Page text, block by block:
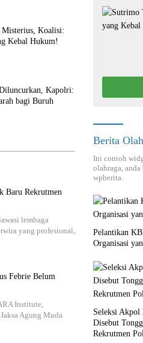
Misterius, Koalisi:
Kebal Hukum!
Kapolri:
bagi Buruh
Baru Rekrutmen
lembaga
yang profesional,
Febrie Belum
Institute,
Agung Muda
Berita
Ini contoh
olahraga,
wpberita.
Pelantikan
Organisasi
Seleksi Akpol
Disebut
Rekrutmen